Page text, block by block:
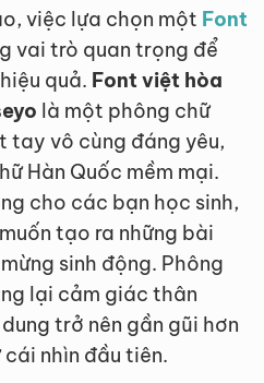
việc lựa chọn một Font
vai trò quan trọng để
quả. Font việt hòa
là một phông chữ
tay vô cùng đáng yêu,
Hàn Quốc mềm mại.
cho các bạn học sinh,
tạo ra những bài
sinh động. Phông
lại cảm giác thân
trở nên gần gũi hơn
nhìn đầu tiên.